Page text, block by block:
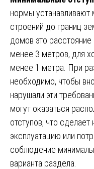
нормы устанавливают
строений до границ
домов это расстояние
менее 3 метров, для
менее 1 метра. При
необходимо, чтобы
нарушали эти
могут оказаться
отступов, что
эксплуатацию или
соблюдение
варианта раздела.